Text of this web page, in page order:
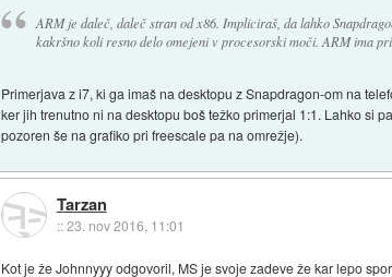
ARM je daleč, daleč stran od x86. Impliciraš, da lahko
kakršno koli resno delo omejeni v procesorski moči. ARM ima
Primerjava z i7, ki ga imaš na desktopu z Snapdragon-om na
ker jih trenutno ni na desktopu boš težko primerjal 1:1. Lahko si
pozoren še na grafiko pri freescale pa na omrežje).
Tarzan
::23. nov 2016, 11:01
Kot je že Johnnyyy odgovoril, MS je svoje zadeve že kar lepo